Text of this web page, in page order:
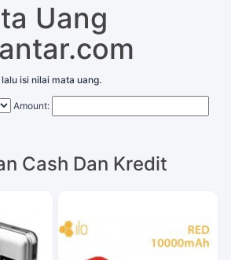
Uang
isi nilai mata uang.
Amount:
Cash Dan Kredit